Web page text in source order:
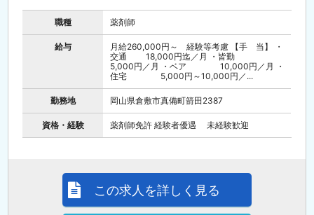
職種 薬剤師
給与
月給260,000円～ 経験等考慮 【手 当】 ・
交通 18,000円迄／月 ・皆勤
5,000円／月 ・ベア 10,000円／月 ・
住宅 5,000円～10,000円／...
勤務地 岡山県倉敷市真備町箭田2387
資格・経験 薬剤師免許 経験者優遇 未経験歓迎
この求人を詳しく見る